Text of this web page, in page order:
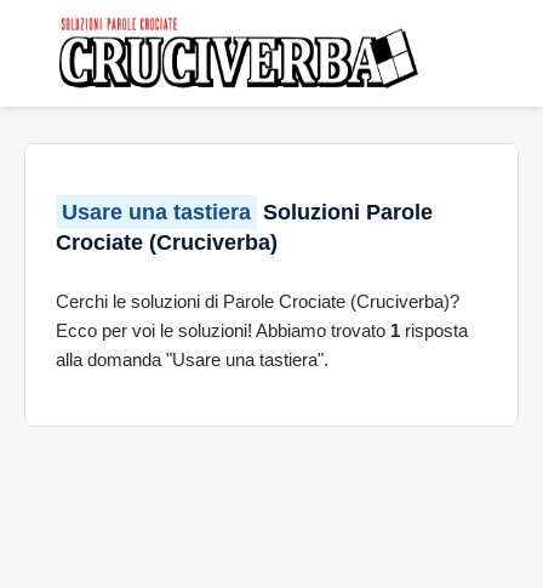
Usare una tastiera Soluzioni Parole
Crociate (Cruciverba)
Cerchi le soluzioni di Parole Crociate (Cruciverba)?
Ecco per voi le soluzioni! Abbiamo trovato 1 risposta
alla domanda "Usare una tastiera".